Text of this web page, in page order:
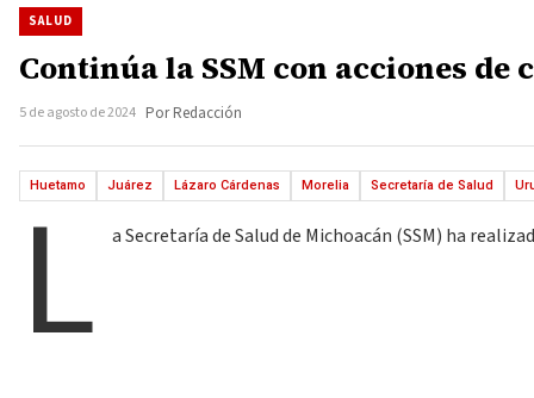
SALUD
Continúa la SSM con acciones
5 de agosto de 2024 Por Redacción
Huetamo Juárez Lázaro Cárdenas Morelia Secretaría de Salud
L a Secretaría de Salud de Michoacán (SSM) ha